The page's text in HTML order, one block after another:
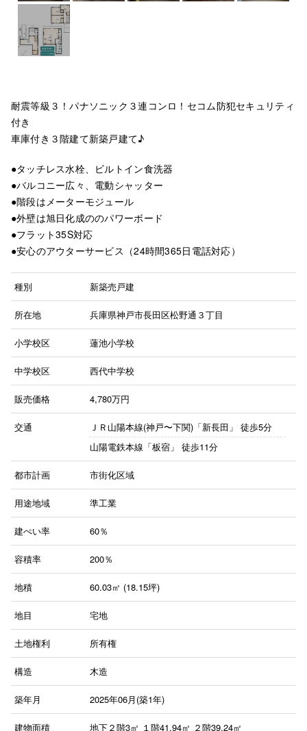
耐震等級３！パナソニック３連コンロ！セコム防犯セキュリティ
付き
車庫付き３階建て新築戸建て♪
●タッチレス水栓、ビルトイン食洗器
●バルコニー広々、電動シャッター
●階段はメーターモジュール
●外壁は旭日化成ののパワーボード
●フラット35S対応
●安心のアウターサービス（24時間365日電話対応）
種別 新築売戸建
所在地 兵庫県神戸市長田区松野通３丁目
小学校区 蓮池小学校
中学校区 西代中学校
販売価格 4,780万円
交通 ＪＲ山陽本線(神戸〜下関)「新長田」 徒歩5分
山陽電鉄本線「板宿」 徒歩11分
都市計画 市街化区域
用途地域 準工業
建ぺい率 60％
容積率 200％
地積 60.03㎡ (18.15坪)
地目 宅地
土地権利 所有権
構造 木造
築年月 2025年06月(築1年)
建物面積 地下２階3㎡ １階41.94㎡ ２階39.24㎡